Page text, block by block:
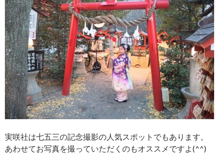
実咲社は七五三の記念撮影の人気スポットでもあります。
あわせてお写真を撮っていただくのもオススメですよ(^^)